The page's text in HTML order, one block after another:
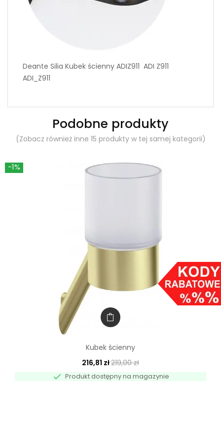
Deante Silia Kubek ścienny ADIZ911 ADI Z911
ADI_Z911
Podobne produkty
(Zobacz również inne 15 produkty w tej samej kategorii)
-1%
Kubek ścienny
216,81 zł219,00 zł
 Produkt dostępny na magazynie